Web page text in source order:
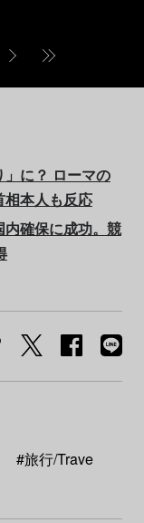
に？ ローマの
本人も反応
確保に成功。競
#旅行/Trave